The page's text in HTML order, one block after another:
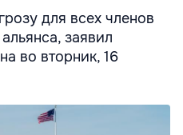
для всех членов
заявил
во вторник, 16